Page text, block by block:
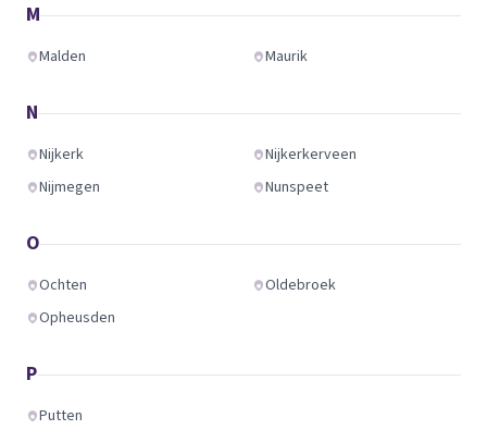
M
Malden Maurik
N
Nijkerk
Nijkerkerveen
Nijmegen
Nunspeet
O
Ochten
Oldebroek
Opheusden
P
Putten